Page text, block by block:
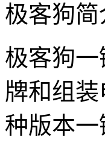
极客狗简
极客狗
牌和组
种版本